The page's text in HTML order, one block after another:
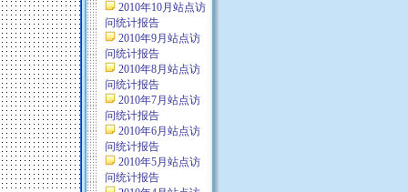
2010年10月站点访
问统计报告
2010年9月站点访
问统计报告
2010年8月站点访
问统计报告
2010年7月站点访
问统计报告
2010年6月站点访
问统计报告
2010年5月站点访
问统计报告